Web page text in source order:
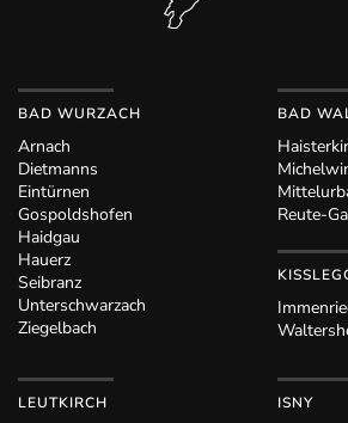
BAD WURZACH
Arnach
Dietmanns
Eintürnen
Gospoldshofen
Haidgau
Hauerz
Seibranz
Unterschwarzach
Ziegelbach
BAD
Reute-
LEUTKIRCH ISNY